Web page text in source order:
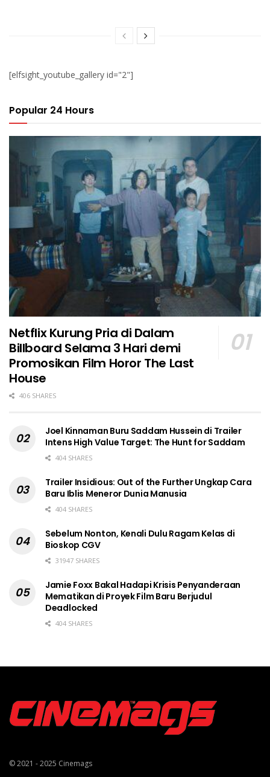
[elfsight_youtube_gallery id="2"]
Popular 24 Hours
Netflix Kurung Pria di Dalam
Billboard Selama 3 Hari demi
Promosikan Film Horor The Last
House
406 SHARES
Joel Kinnaman Buru Saddam Hussein di Trailer
Intens High Value Target: The Hunt for Saddam
404 SHARES
Trailer Insidious: Out of the Further Ungkap Cara
Baru Iblis Meneror Dunia Manusia
404 SHARES
Sebelum Nonton, Kenali Dulu Ragam Kelas di
Bioskop CGV
31947 SHARES
Jamie Foxx Bakal Hadapi Krisis Penyanderaan
Mematikan di Proyek Film Baru Berjudul
Deadlocked
404 SHARES
© 2021 - 2025 Cinemags